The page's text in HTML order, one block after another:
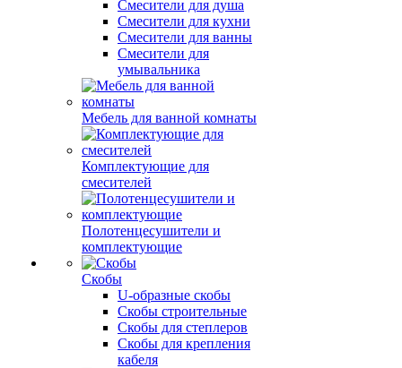
Смесители для душа
Смесители для кухни
Смесители для ванны
Смесители для
умывальника
Мебель для ванной комнаты
Комплектующие для
смесителей
Полотенцесушители и
комплектующие
Скобы
U-образные скобы
Скобы строительные
Скобы для степлеров
Скобы для крепления
кабеля